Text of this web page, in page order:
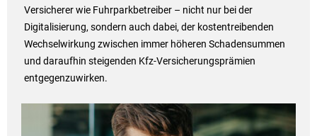
Versicherer wie Fuhrparkbetreiber – nicht nur bei der
Digitalisierung, sondern auch dabei, der kostentreibenden
Wechselwirkung zwischen immer höheren Schadensummen
und daraufhin steigenden Kfz-Versicherungsprämien
entgegenzuwirken.